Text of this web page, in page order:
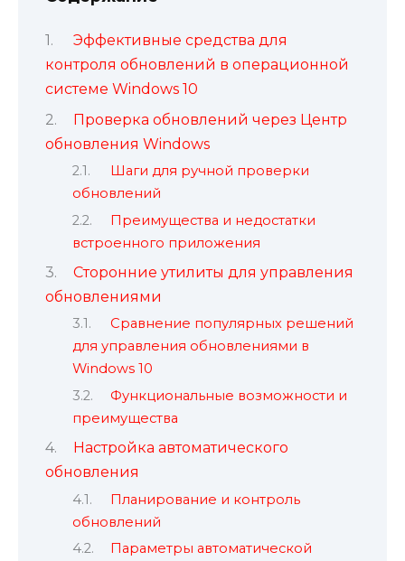
Эффективные средства для
контроля обновлений в операционной
системе Windows 10
Проверка обновлений через Центр
обновления Windows
Шаги для ручной проверки
обновлений
Преимущества и недостатки
встроенного приложения
Сторонние утилиты для управления
обновлениями
Сравнение популярных решений
для управления обновлениями в
Windows 10
Функциональные возможности и
преимущества
Настройка автоматического
обновления
Планирование и контроль
обновлений
Параметры автоматической